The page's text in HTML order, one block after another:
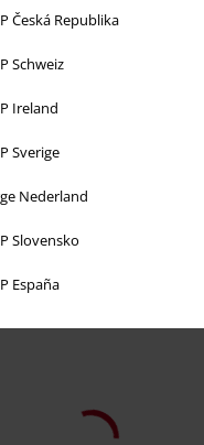
Česká Republika
Schweiz
Ireland
Sverige
Nederland
Slovensko
España